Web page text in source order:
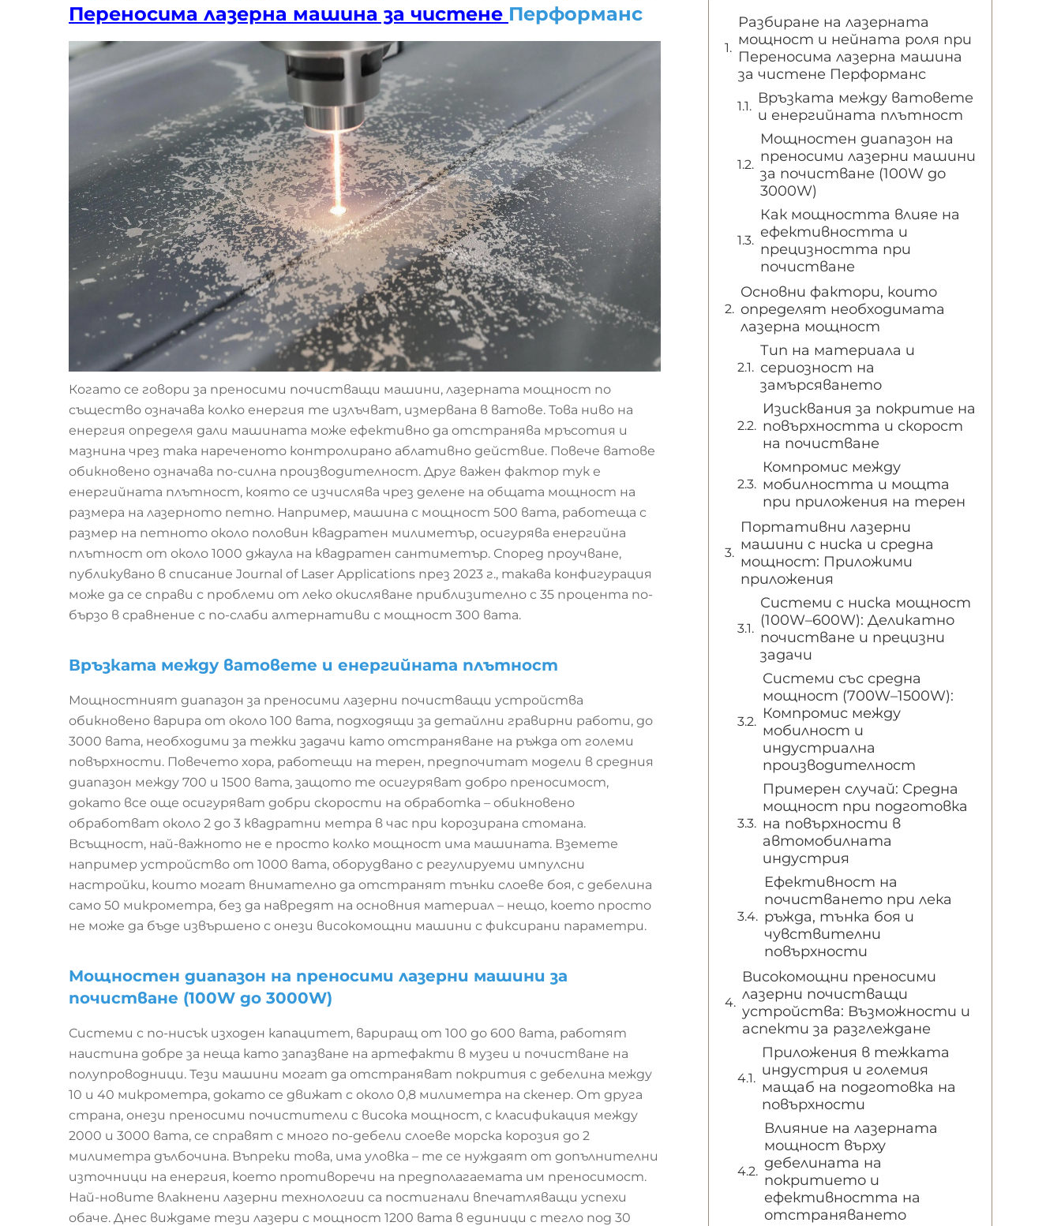
Переносима лазерна машина за чистене Перформанс
Когато се говори за преносими почистващи машини, лазерната мощност по
същество означава колко енергия те излъчват, измервана в ватове. Това ниво на
енергия определя дали машината може ефективно да отстранява мръсотия и
мазнина чрез така нареченото контролирано аблативно действие. Повече ватове
обикновено означава по-силна производителност. Друг важен фактор тук е
енергийната плътност, която се изчислява чрез делене на общата мощност на
размера на лазерното петно. Например, машина с мощност 500 вата, работеща с
размер на петното около половин квадратен милиметър, осигурява енергийна
плътност от около 1000 джаула на квадратен сантиметър. Според проучване,
публикувано в списание Journal of Laser Applications през 2023 г., такава конфигурация
може да се справи с проблеми от леко окисляване приблизително с 35 процента по-
бързо в сравнение с по-слаби алтернативи с мощност 300 вата.
Връзката между ватовете и енергийната плътност
Мощностният диапазон за преносими лазерни почистващи устройства
обикновено варира от около 100 вата, подходящи за детайлни гравирни работи, до
3000 вата, необходими за тежки задачи като отстраняване на ръжда от големи
повърхности. Повечето хора, работещи на терен, предпочитат модели в средния
диапазон между 700 и 1500 вата, защото те осигуряват добро преносимост,
докато все още осигуряват добри скорости на обработка – обикновено
обработват около 2 до 3 квадратни метра в час при корозирана стомана.
Всъщност, най-важното не е просто колко мощност има машината. Вземете
например устройство от 1000 вата, оборудвано с регулируеми импулсни
настройки, които могат внимателно да отстранят тънки слоеве боя, с дебелина
само 50 микрометра, без да навредят на основния материал – нещо, което просто
не може да бъде извършено с онези високомощни машини с фиксирани параметри.
Мощностен диапазон на преносими лазерни машини за
почистване (100W до 3000W)
Системи с по-нисък изходен капацитет, вариращ от 100 до 600 вата, работят
наистина добре за неща като запазване на артефакти в музеи и почистване на
полупроводници. Тези машини могат да отстраняват покрития с дебелина между
10 и 40 микрометра, докато се движат с около 0,8 милиметра на скенер. От друга
страна, онези преносими почистители с висока мощност, с класификация между
2000 и 3000 вата, се справят с много по-дебели слоеве морска корозия до 2
милиметра дълбочина. Въпреки това, има уловка – те се нуждаят от допълнителни
източници на енергия, което противоречи на предполагаемата им преносимост.
Най-новите влакнени лазерни технологии са постигнали впечатляващи успехи
обаче. Днес виждаме тези лазери с мощност 1200 вата в единици с тегло под 30
Разбиране на лазерната
мощност и нейната роля при
Переносима лазерна машина
за чистене Перформанс
Връзката между ватовете
и енергийната плътност
Мощностен диапазон на
преносими лазерни машини
за почистване (100W до
3000W)
Как мощността влияе на
ефективността и
прецизността при
почистване
Основни фактори, които
определят необходимата
лазерна мощност
Тип на материала и
сериозност на
замърсяването
Изисквания за покритие на
повърхността и скорост
на почистване
Компромис между
мобилността и мощта
при приложения на терен
Портативни лазерни
машини с ниска и средна
мощност: Приложими
приложения
Системи с ниска мощност
(100W–600W): Деликатно
почистване и прецизни
задачи
Системи със средна
мощност (700W–1500W):
Компромис между
мобилност и
индустриална
производителност
Примерен случай: Средна
мощност при подготовка
на повърхности в
автомобилната
индустрия
Ефективност на
почистването при лека
ръжда, тънка боя и
чувствителни
повърхности
Високомощни преносими
лазерни почистващи
устройства: Възможности и
аспекти за разглеждане
Приложения в тежката
индустрия и големия
мащаб на подготовка на
повърхности
Влияние на лазерната
мощност върху
дебелината на
покритието и
ефективността на
отстраняването